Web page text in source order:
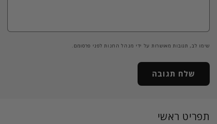
שימו לב, תגובות מאושרות על ידי מנהל החנות לפני פרסומם.
תפריט ראשי